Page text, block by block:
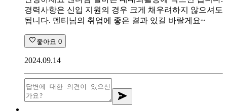
경력사항은 신입 지원의 경우 크게 채우려하지 않으셔도
됩니다. 멘티님의 취업에 좋은 결과 있길 바랄게요~
좋아요 0
2024.09.14